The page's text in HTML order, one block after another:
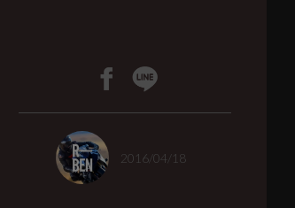
2016/04/18